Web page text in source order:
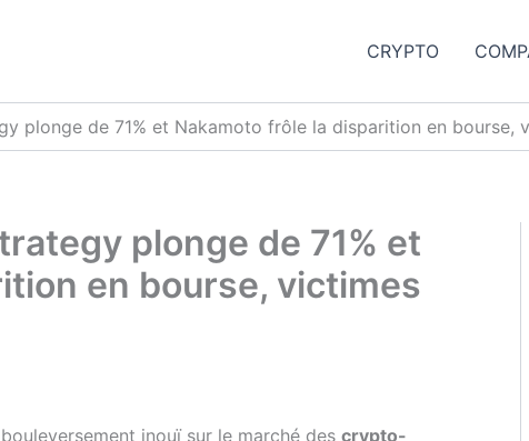
CRYPTO
plonge de 71% et Nakamoto frôle la disparition en bourse,
plonge de 71% et
en bourse, victimes
inouï sur le marché des crypto-